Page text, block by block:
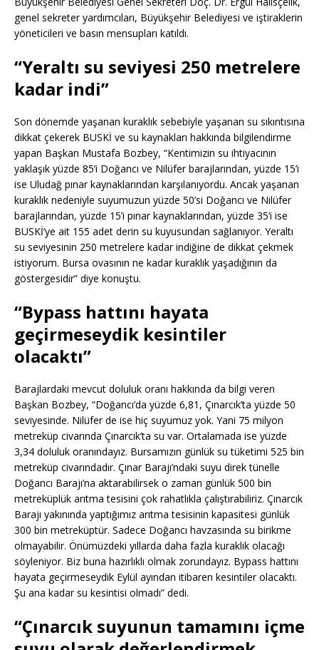
genel sekreter yardımcıları, Büyükşehir Belediyesi ve iştiraklerin
yöneticileri ve basın mensupları katıldı.
“Yeraltı su seviyesi 250 metrelere
kadar indi”
Son dönemde yaşanan kuraklık sebebiyle yaşanan su sıkıntısına
dikkat çekerek BUSKİ ve su kaynakları hakkında bilgilendirme
yapan Başkan Mustafa Bozbey, “Kentimizin su ihtiyacının
yaklaşık yüzde 85’i Doğancı ve Nilüfer barajlarından, yüzde 15’i
ise Uludağ pınar kaynaklarından karşılanıyordu. Ancak yaşanan
kuraklık nedeniyle suyumuzun yüzde 50’si Doğancı ve Nilüfer
barajlarından, yüzde 15’i pınar kaynaklarından, yüzde 35’i ise
BUSKİ’ye ait 155 adet derin su kuyusundan sağlanıyor. Yeraltı
su seviyesinin 250 metrelere kadar indiğine de dikkat çekmek
istiyorum. Bursa ovasının ne kadar kuraklık yaşadığının da
göstergesidir” diye konuştu.
“Bypass hattını hayata
geçirmeseydik kesintiler
olacaktı”
Barajlardaki mevcut doluluk oranı hakkında da bilgi veren
Başkan Bozbey, “Doğancı’da yüzde 6,81, Çınarcık’ta yüzde 50
seviyesinde. Nilüfer de ise hiç suyumuz yok. Yani 75 milyon
metreküp civarında Çınarcık’ta su var. Ortalamada ise yüzde
3,34 doluluk oranındayız. Bursamızın günlük su tüketimi 525 bin
metreküp civarındadır. Çınar Barajı’ndaki suyu direk tünelle
Doğancı Barajı’na aktarabilirsek o zaman günlük 500 bin
metreküplük arıtma tesisini çok rahatlıkla çalıştırabiliriz. Çınarcık
Barajı yakınında yaptığımız arıtma tesisinin kapasitesi günlük
300 bin metreküptür. Sadece Doğancı havzasında su birikme
olmayabilir. Önümüzdeki yıllarda daha fazla kuraklık olacağı
söyleniyor. Biz buna hazırlıklı olmak zorundayız. Bypass hattını
hayata geçirmeseydik Eylül ayından itibaren kesintiler olacaktı.
Şu ana kadar su kesintisi olmadı” dedi.
“Çınarcık suyunun tamamını içme